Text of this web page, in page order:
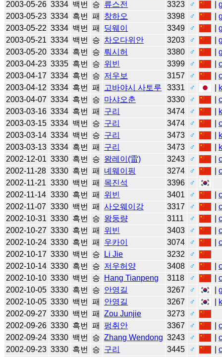
2003-05-26 3334 백번 승 류스전 3323 ♂ |
2003-05-23 3334 흑번 패 창하오 3398 ♂ |
2003-05-22 3334 백번 패 딩웨이 3349 ♂ |
2003-05-21 3334 백번 승 차오다위안 3203 ♂ |
2003-05-20 3334 흑번 승 뤄시허 3380 ♂ |
2003-04-23 3335 흑번 승 위빈 3399 ♂ |
2003-04-17 3334 흑번 승 저우보 3157 ♂ |
2003-04-12 3334 흑번 패 고바야시 사토루 3331 ♂
2003-04-07 3334 흑번 승 마샤오춘 3330 ♂ |
2003-03-16 3334 흑번 패 구리 3474 ♂
2003-03-15 3334 백번 승 구리 3474 ♂ |
2003-03-14 3334 백번 승 구리 3473 ♂
2003-03-13 3334 흑번 패 구리 3473 ♂
2002-12-01 3330 흑번 승 왕레이(雷) 3243 ♂ |
2002-11-28 3330 흑번 패 녜웨이핑 3274 ♂ |
2002-11-21 3330 백번 패 목진석 3396
♂
2002-11-14 3330 흑번 패 위빈 3401 ♂ |
2002-11-07 3330 백번 패 사오웨이강 3317 ♂ |
2002-10-31 3330 흑번 승 왕둥량 3111 ♂ |
2002-10-27 3330 흑번 패 위빈 3403 ♂ |
2002-10-24 3330 흑번 패 우카이 3074 ♂ |
2002-10-17 3330 백번 승 Li Jie 3232
♂
2002-10-14 3330 흑번 승 저우허양 3408 ♂ |
2002-10-10 3330 백번 승 Hang Tianpeng 3118 ♂ |
2002-10-05 3330 흑번 승 안영길 3267 ♂ |
2002-10-05 3330 백번 패 안영길 3267 ♂
2002-09-27 3330 백번 패 Zou Junjie 3273
♂
2002-09-26 3330 흑번 패 펑취안 3367 ♂ |
2002-09-24 3330 백번 승 Zhang Wendong 3243 ♂ |
2002-09-23 3330 흑번 승 구리 3445 ♂ |